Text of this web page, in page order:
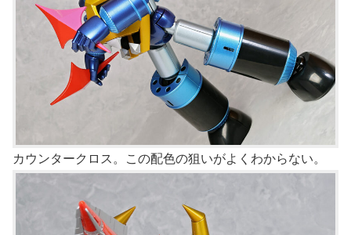
カウンタークロス。この配色の狙いがよくわからない。